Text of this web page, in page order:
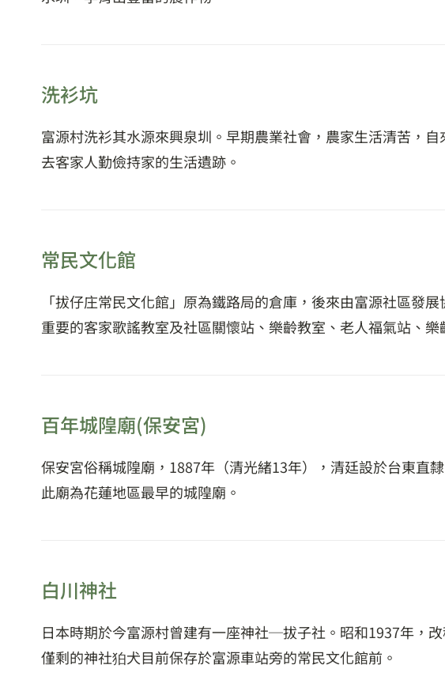
洗衫坑
富源村洗衫其水源來興泉圳。早期農業社會，農家生活清苦，
去客家人勤儉持家的生活遺跡。
常民文化館
「拔仔庄常民文化館」原為鐵路局的倉庫，後來由富源社區發
重要的客家歌謠教室及社區關懷站、樂齡教室、老人福氣站、
百年城隍廟(保安宮)
保安宮俗稱城隍廟，1887年（清光緒13年），清廷設於台東直
此廟為花蓮地區最早的城隍廟。
白川神社
日本時期於今富源村曾建有一座神社─拔子社。昭和1937年，
僅剩的神社狛犬目前保存於富源車站旁的常民文化館前。